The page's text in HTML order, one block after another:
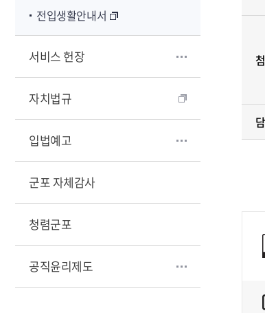
전입생활안내서
서비스 헌장
자치법규
입법예고
군포 자체감사
청렴군포
공직윤리제도